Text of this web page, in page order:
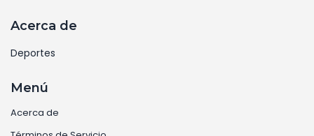
Acerca de
Deportes
Menú
Acerca de